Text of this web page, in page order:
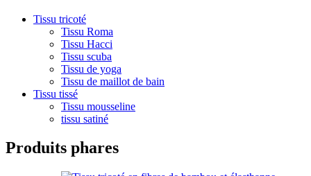
Tissu tricoté
Tissu Roma
Tissu Hacci
Tissu scuba
Tissu de yoga
Tissu de maillot de bain
Tissu tissé
Tissu mousseline
tissu satiné
Produits phares